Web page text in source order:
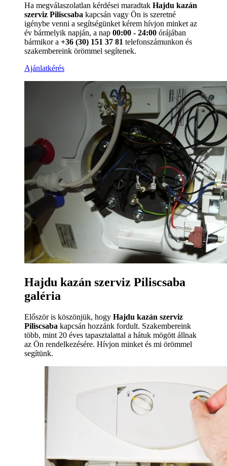
Ha megválaszolatlan kérdései maradtak Hajdu kazán
szerviz Piliscsaba kapcsán vagy Ön is szeretné
igénybe venni a segítségünket kérem hívjon minket az
év bármelyik napján, a nap 00:00 - 24:00 órájában
bármikor a +36 (30) 151 37 81 telefonszámunkon és
szakembereink örömmel segítenek.
Ajánlatkérés
Hajdu kazán szerviz Piliscsaba
galéria
Először is köszönjük, hogy Hajdu kazán szerviz
Piliscsaba kapcsán hozzánk fordult. Szakembereink
több, mint 20 éves tapasztalattal a hátuk mögött állnak
az Ön rendelkezésére. Hívjon minket és mi örömmel
segítünk.